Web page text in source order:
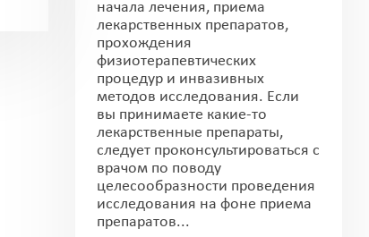
начала лечения, приема
лекарственных препаратов,
прохождения
физиотерапевтических
процедур и инвазивных
методов исследования. Если
вы принимаете какие-то
лекарственные препараты,
следует проконсультироваться с
врачом по поводу
целесообразности проведения
исследования на фоне приема
препаратов...